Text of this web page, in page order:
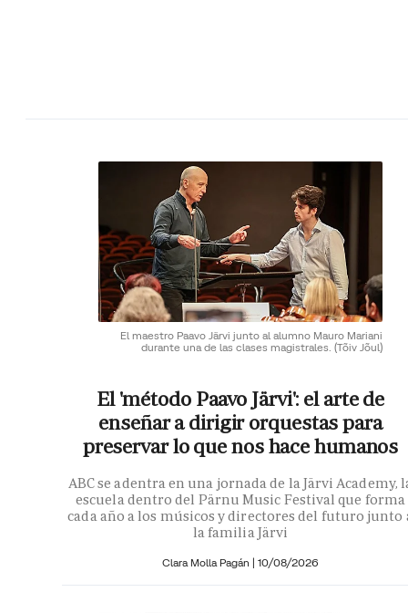
El maestro Paavo Järvi junto al alumno Mauro Mariani
durante una de las clases magistrales. (Tõiv Jõul)
El 'método Paavo Järvi': el arte de
enseñar a dirigir orquestas para
preservar lo que nos hace humanos
ABC se adentra en una jornada de la Järvi Academy,
escuela dentro del Pärnu Music Festival que forma
cada año a los músicos y directores del futuro junto
la familia Järvi
Clara Molla Pagán | 10/08/2026